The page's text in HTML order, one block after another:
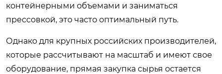
контейнерными объемами и заниматься
прессовкой, это часто оптимальный путь.
Однако для крупных российских производителей,
которые рассчитывают на масштаб и имеют свое
оборудование, прямая закупка сырья остается